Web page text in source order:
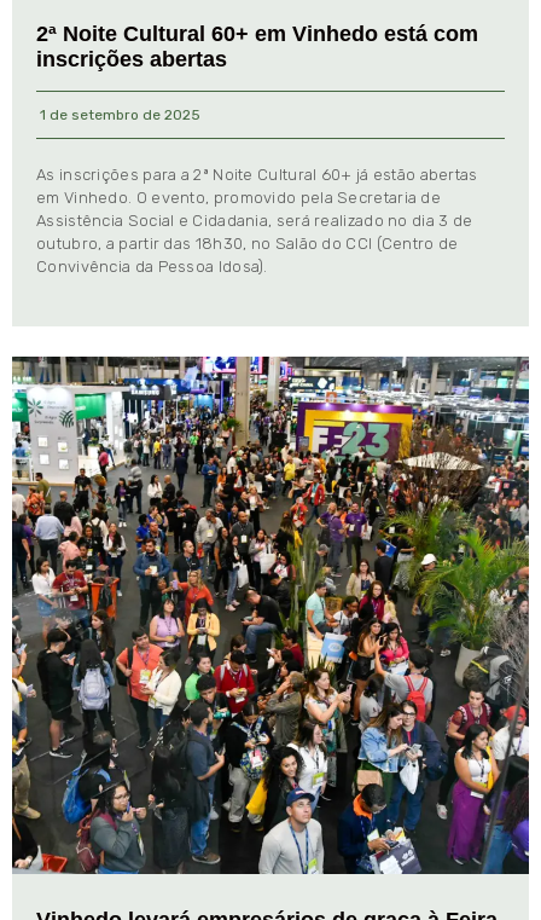
2ª Noite Cultural 60+ em Vinhedo está com
inscrições abertas
1 de setembro de 2025
As inscrições para a 2ª Noite Cultural 60+ já estão abertas
em Vinhedo. O evento, promovido pela Secretaria de
Assistência Social e Cidadania, será realizado no dia 3 de
outubro, a partir das 18h30, no Salão do CCI (Centro de
Convivência da Pessoa Idosa).